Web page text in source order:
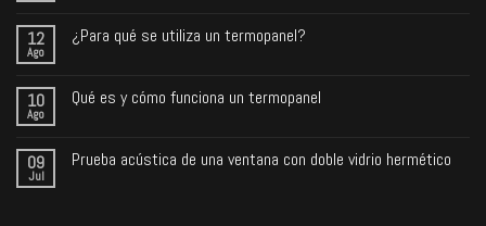
12
Ago
¿Para qué se utiliza un termopanel?
10
Ago
Qué es y cómo funciona un termopanel
09
Jul
Prueba acústica de una ventana con doble vidrio hermético